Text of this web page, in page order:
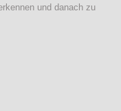
und danach zu